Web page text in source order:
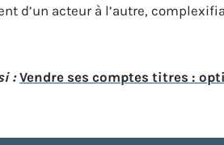
d’un acteur à l’autre,
: Vendre ses comptes titres :